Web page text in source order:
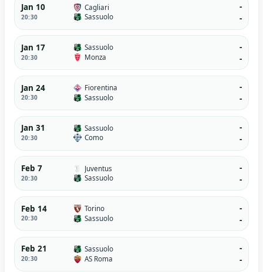
Jan 10
20:30
Cagliari
Sassuolo
-
-
Jan 17
20:30
Sassuolo
Monza
-
-
Jan 24
20:30
Fiorentina
Sassuolo
-
-
Jan 31
20:30
Sassuolo
Como
-
-
Feb 7
20:30
Juventus
Sassuolo
-
-
Feb 14
20:30
Torino
Sassuolo
-
-
Feb 21
20:30
Sassuolo
AS Roma
-
-